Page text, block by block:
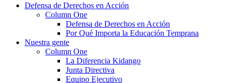
Defensa de Derechos en Acción
Column One
Defensa de Derechos en Acción
Por Qué Importa la Educación Temprana
Nuestra gente
Column One
La Diferencia Kidango
Junta Directiva
Equipo Ejecutivo